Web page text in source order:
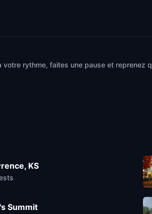
rythme, faites une pause et reprenez
KS
Summit